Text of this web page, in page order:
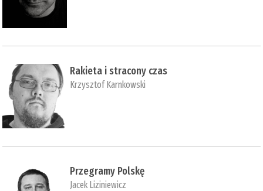
Rakieta i stracony czas
Krzysztof Karnkowski
Przegramy Polskę
Jacek Liziniewicz